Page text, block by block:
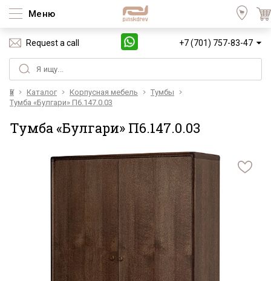
Меню
Request a call +7 (701) 757-83-47
Үй Каталог Корпусная мебель
Тумбы
Тумба «Булгари» П6.147.0.03
Тумба «Булгари» П6.147.0.03